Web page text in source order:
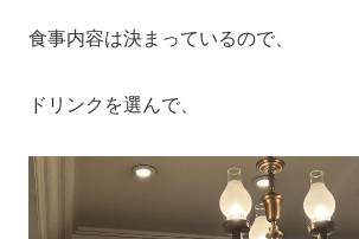
食事内容は決まっているので、
ドリンクを選んで、